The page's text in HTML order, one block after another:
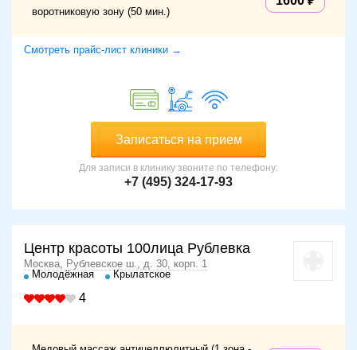
воротниковую зону (50 мин.)
Смотреть прайс-лист клиники →
Записаться на прием
Для записи в клинику звоните по телефону:
+7 (495) 324-17-93
Центр красоты 100лица Рублевка
Москва, Рублевское ш., д. 30, корп. 1
Молодёжная
Крылатское
4